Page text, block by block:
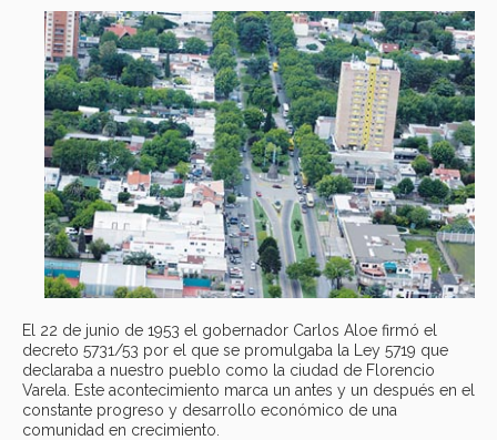
El 22 de junio de 1953 el gobernador Carlos Aloe firmó el
decreto 5731/53 por el que se promulgaba la Ley 5719 que
declaraba a nuestro pueblo como la ciudad de Florencio
Varela. Este acontecimiento marca un antes y un después en el
constante progreso y desarrollo económico de una
comunidad en crecimiento.